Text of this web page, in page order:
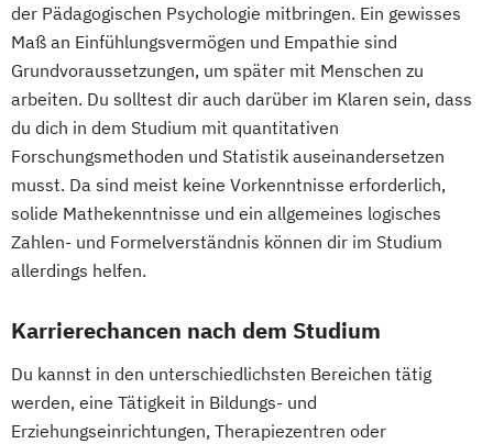
der Pädagogischen Psychologie mitbringen. Ein gewisses
Maß an Einfühlungsvermögen und Empathie sind
Grundvoraussetzungen, um später mit Menschen zu
arbeiten. Du solltest dir auch darüber im Klaren sein, dass
du dich in dem Studium mit quantitativen
Forschungsmethoden und Statistik auseinandersetzen
musst. Da sind meist keine Vorkenntnisse erforderlich,
solide Mathekenntnisse und ein allgemeines logisches
Zahlen- und Formelverständnis können dir im Studium
allerdings helfen.
Karrierechancen nach dem Studium
Du kannst in den unterschiedlichsten Bereichen tätig
werden, eine Tätigkeit in Bildungs- und
Erziehungseinrichtungen, Therapiezentren oder